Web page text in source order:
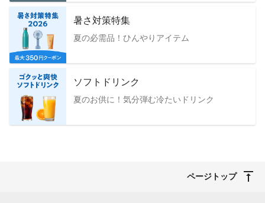
暑さ対策特集
夏の必需品！ひんやりアイテム
ソフトドリンク
夏のお供に！気分弾む冷たいドリンク
ページトップ